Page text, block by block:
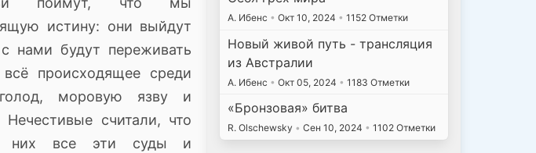
истину: они выйдут
нами будут переживать
происходящее среди
моровую язву и
считали, что
них все эти суды и
А. Ибенс • Окт 10, 2024 • 1152 Отметки
Новый живой путь - трансляция
из Австралии
А. Ибенс • Окт 05, 2024 • 1183 Отметки
«Бронзовая» битва
R. Olschewsky • Сен 10, 2024 • 1102 Отметки